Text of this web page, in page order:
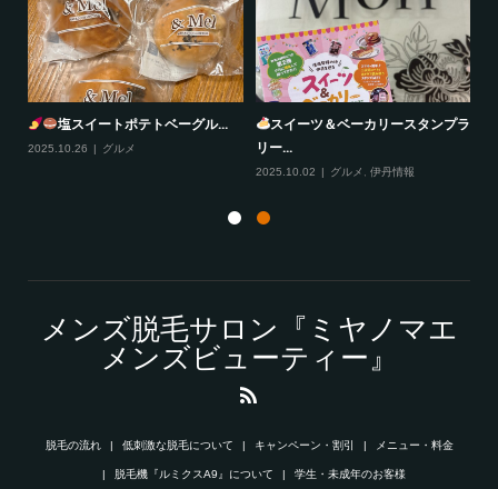
ベーグル...
スイーツ＆ベーカリースタンプラ
リー...
伊丹情報
風丹
メンズ脱毛サロン『ミヤノマエ
メンズビューティー』
脱毛の流れ 低刺激な脱毛について キャンペーン・割引 メニュー・料金
脱毛機『ルミクスA9』について 学生・未成年のお客様